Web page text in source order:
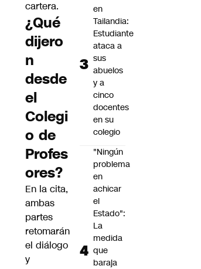
cartera.
¿Qué
dijero
n
desde
el
Colegi
o de
Profes
ores?
En la cita,
ambas
partes
retomarán
el diálogo
y
en
Tailandia:
Estudiante
ataca a
sus
abuelos
y a
cinco
docentes
en su
colegio
"Ningún
problema
en
achicar
el
Estado":
La
medida
que
baraja